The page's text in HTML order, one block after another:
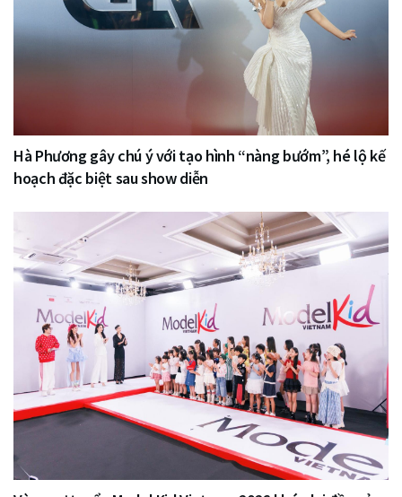
Hà Phương gây chú ý với tạo hình “nàng bướm”, hé lộ kế
hoạch đặc biệt sau show diễn